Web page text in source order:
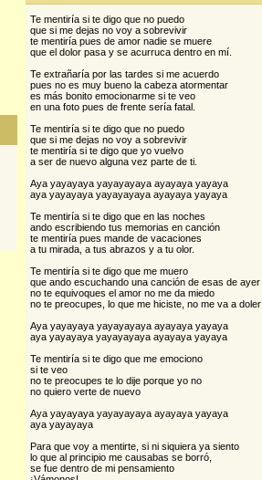
Te mentiría si te digo que no puedo
que si me dejas no voy a sobrevivir
te mentiría pues de amor nadie se muere
que el dolor pasa y se acurruca dentro en mí.
Te extrañaría por las tardes si me acuerdo
pues no es muy bueno la cabeza atormentar
es más bonito emocionarme si te veo
en una foto pues de frente sería fatal.
Te mentiría si te digo que no puedo
que si me dejas no voy a sobrevivir
te mentiría si te digo que yo vuelvo
a ser de nuevo alguna vez parte de ti.
Aya yayayaya yayayayaya ayayaya yayaya
aya yayayaya yayayayaya ayayaya yayaya
Te mentiría si te digo que en las noches
ando escribiendo tus memorias en canción
te mentiría pues mande de vacaciones
a tu mirada, a tus abrazos y a tu olor.
Te mentiría si te digo que me muero
que ando escuchando una canción de esas de ayer
no te equivoques el amor no me da miedo
no te preocupes, lo que me hiciste, no me va a doler
Aya yayayaya yayayayaya ayayaya yayaya
aya yayayaya yayayayaya ayayaya yayaya
Te mentiría si te digo que me emociono
si te veo
no te preocupes te lo dije porque yo no
no quiero verte de nuevo
Aya yayayaya yayayayaya ayayaya yayaya
aya yayayaya
Para que voy a mentirte, si ni siquiera ya siento
lo que al principio me causabas se borró,
se fue dentro de mi pensamiento